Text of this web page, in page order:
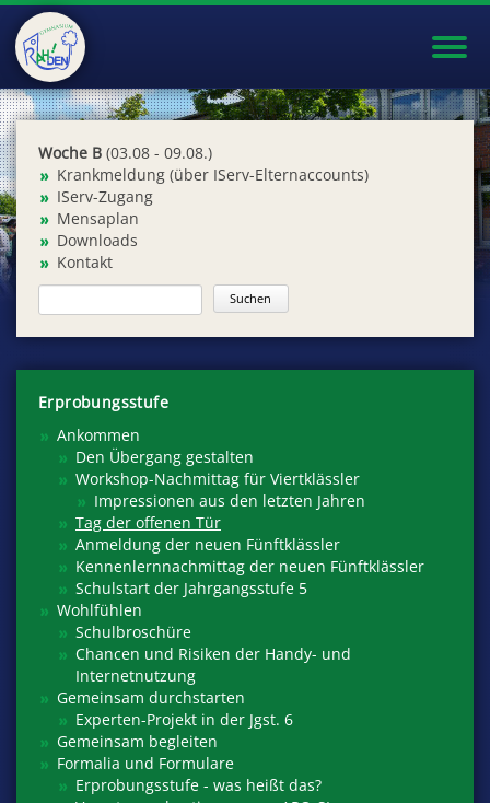
Woche B (03.08 - 09.08.)
Krankmeldung (über IServ-Elternaccounts)
IServ-Zugang
Mensaplan
Downloads
Kontakt
Erprobungsstufe
Ankommen
Den Übergang gestalten
Workshop-Nachmittag für Viertklässler
Impressionen aus den letzten Jahren
Tag der offenen Tür
Anmeldung der neuen Fünftklässler
Kennenlernnachmittag der neuen Fünftklässler
Schulstart der Jahrgangsstufe 5
Wohlfühlen
Schulbroschüre
Chancen und Risiken der Handy- und
Internetnutzung
Gemeinsam durchstarten
Experten-Projekt in der Jgst. 6
Gemeinsam begleiten
Formalia und Formulare
Erprobungsstufe - was heißt das?